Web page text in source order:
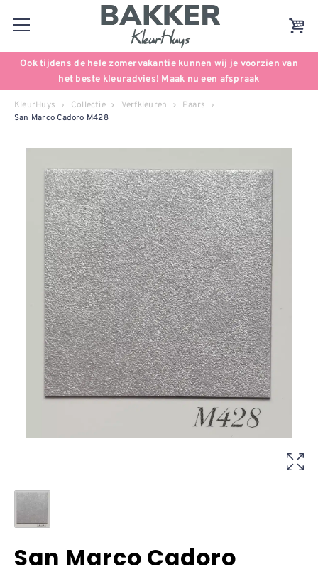
Ook tijdens de hele zomervakantie kunnen wij je voorzien van
het beste kleuradvies! Maak nu een afspraak
KleurHuys Collectie Verfkleuren Paars
San Marco Cadoro M428
San Marco Cadoro